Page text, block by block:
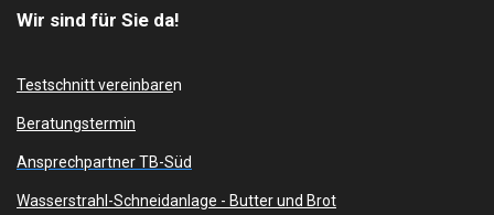
Wir sind für Sie da!
Testschnitt vereinbaren
Beratungstermin
Ansprechpartner TB-Süd
Wasserstrahl-Schneidanlage - Butter und Brot